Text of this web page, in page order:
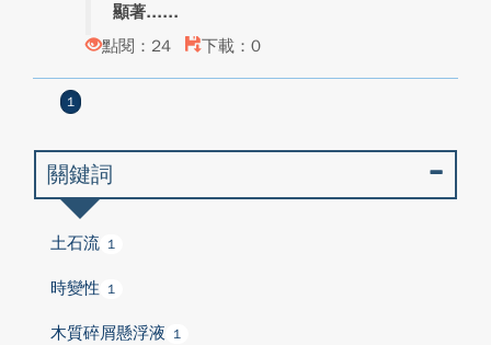
顯著...
點閱：24
下載：0
1
關鍵詞
土石流 1
時變性 1
木質碎屑懸浮液 1